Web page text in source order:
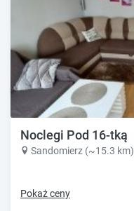
Noclegi Pod 16-tką
Sandomierz (~15.3 km)
Pokaż ceny